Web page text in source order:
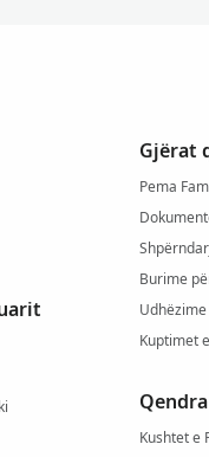
Gjërat
Pema
Burime
Kuptimet
Kushtet e